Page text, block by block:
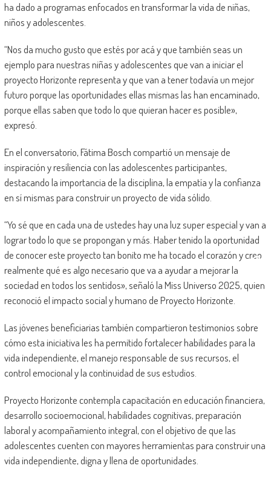
ha dado a programas enfocados en transformar la vida de niñas,
niños y adolescentes.
“Nos da mucho gusto que estés por acá y que también seas un
ejemplo para nuestras niñas y adolescentes que van a iniciar el
proyecto Horizonte representa y que van a tener todavía un mejor
futuro porque las oportunidades ellas mismas las han encaminado,
porque ellas saben que todo lo que quieran hacer es posible»,
expresó.
En el conversatorio, Fátima Bosch compartió un mensaje de
inspiración y resiliencia con las adolescentes participantes,
destacando la importancia de la disciplina, la empatía y la confianza
en sí mismas para construir un proyecto de vida sólido.
“Yo sé que en cada una de ustedes hay una luz super especial y van a
lograr todo lo que se propongan y más. Haber tenido la oportunidad
de conocer este proyecto tan bonito me ha tocado el corazón y creo
realmente qué es algo necesario que va a ayudar a mejorar la
sociedad en todos los sentidos», señaló la Miss Universo 2025, quien
reconoció el impacto social y humano de Proyecto Horizonte.
Las jóvenes beneficiarias también compartieron testimonios sobre
cómo esta iniciativa les ha permitido fortalecer habilidades para la
vida independiente, el manejo responsable de sus recursos, el
control emocional y la continuidad de sus estudios.
Proyecto Horizonte contempla capacitación en educación financiera,
desarrollo socioemocional, habilidades cognitivas, preparación
laboral y acompañamiento integral, con el objetivo de que las
adolescentes cuenten con mayores herramientas para construir una
vida independiente, digna y llena de oportunidades.